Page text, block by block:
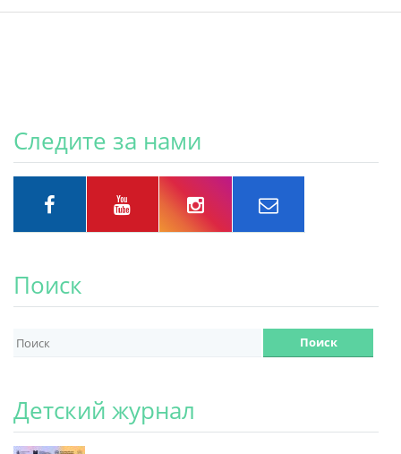
Следите за нами
Поиск
Детский журнал